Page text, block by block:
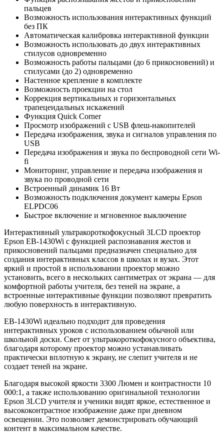
пальцев
Возможность использования интерактивных функций
без ПК
Автоматическая калибровка интерактивной функции
Возможность использовать до двух интерактивных
стилусов одновременно
Возможность работы пальцами (до 6 прикосновений) и
стилусами (до 2) одновременно
Настенное крепление в комплекте
Возможность проекции на стол
Коррекция вертикальных и горизонтальных
трапецеидальных искажений
Функция Quick Corner
Просмотр изображений с USB флеш-накопителей
Передача изображения, звука и сигналов управления по
USB
Передача изображения и звука по беспроводной сети Wi-
fi
Мониторинг, управление и передача изображения и
звука по проводной сети
Встроенный динамик 16 Вт
Возможность подключения документ камеры Epson
ELPDC06
Быстрое включение и мгновенное выключение
Интерактивный ультракороткофокусный 3LCD проектор
Epson EB-1430Wi с функцией распознавания жестов и
прикосновений пальцами предназначен специально для
создания интерактивных классов в школах и вузах. Этот
яркий и простой в использовании проектор можно
установить, всего в нескольких сантиметрах от экрана — для
комфортной работы учителя, без теней на экране, а
встроенные интерактивные функции позволяют превратить
любую поверхность в интерактивную.
EB-1430Wi идеально подходит для проведения
интерактивных уроков с использованием обычной или
школьной доски. Свет от ультракороткофокусного объектива,
благодаря которому проектор можно устанавливать
практически вплотную к экрану, не слепит учителя и не
создает теней на экране.
Благодаря высокой яркости 3300 Люмен и контрастности 10
000:1, а также использованию оригинальной технологии
Epson 3LCD учителя и ученики видят яркое, естественное и
высококонтрастное изображение даже при дневном
освещении. Это позволяет демонстрировать обучающий
контент в максимальном качестве.